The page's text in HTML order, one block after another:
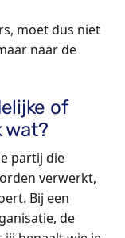
moet dus niet
naar de
of
wat?
partij die
verwerkt,
Bij een
de